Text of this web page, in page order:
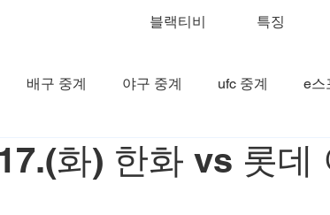
블랙티비 특징
배구 중계 야구 중계 ufc 중계 e스
화) 한화 vs 롯데